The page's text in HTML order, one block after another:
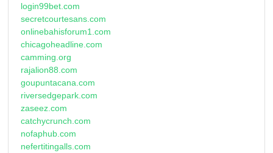
login99bet.com
secretcourtesans.com
onlinebahisforum1.com
chicagoheadline.com
camming.org
rajalion88.com
goupuntacana.com
riversedgepark.com
zaseez.com
catchycrunch.com
nofaphub.com
nefertitingalls.com